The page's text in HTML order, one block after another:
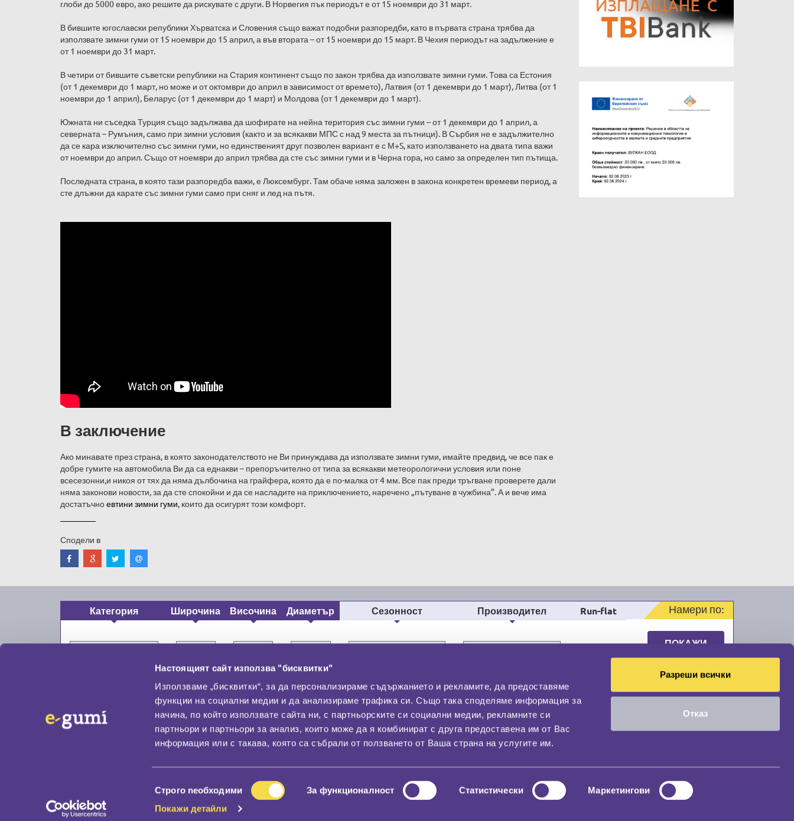
Настоящият сайт използва "бисквитки"
Използваме „бисквитки“, за да персонализираме съдържанието и рекламите, да предоставяме
функции на социални медии и да анализираме трафика си. Също така споделяме информация за
начина, по който използвате сайта ни, с партньорските си социални медии, рекламните си
партньори и партньори за анализ, които може да я комбинират с друга предоставена им от Вас
информация или с такава, която са събрали от ползването от Ваша страна на услугите им.
на
съгласие
Строго nеобходими За функционалност Статистически
Маркетингови
Покажи детайли
Разреши всички
Отказ
глоби до 5000 евро, ако решите да рискувате с други. В Норвегия пък периодът е от 15 ноември до 31 март.
В бившите югославски републики Хърватска и Словения също важат подобни разпоредби, като в първата страна трябва да
използвате зимни гуми от 15 ноември до 15 април, а във втората – от 15 ноември до 15 март. В Чехия периодът на задължение е
от 1 ноември до 31 март.
В четири от бившите съветски републики на Стария континент също по закон трябва да използвате зимни гуми. Това са Естония
(от 1 декември до 1 март, но може и от октомври до април в зависимост от времето), Латвия (от 1 декември до 1 март), Литва (от 1
ноември до 1 април), Беларус (от 1 декември до 1 март) и Молдова (от 1 декември до 1 март).
Южната ни съседка Турция също задължава да шофирате на нейна територия със зимни гуми – от 1 декември до 1 април, а
северната – Румъния, само при зимни условия (както и за всякакви МПС с над 9 места за пътници). В Сърбия не е задължително
да се кара изключително със зимни гуми, но единственият друг позволен вариант е с М+S, като използването на двата типа важи
от ноември до април. Също от ноември до април трябва да сте със зимни гуми и в Черна гора, но само за определен тип пътища.
Последната страна, в която тази разпоредба важи, е Люксембург. Там обаче няма заложен в закона конкретен времеви период, а
сте длъжни да карате със зимни гуми само при сняг и лед на пътя.
В заключение
Ако минавате през страна, в която законодателството не Ви принуждава да използвате зимни гуми, имайте предвид, че все пак е
добре гумите на автомобила Ви да са еднакви – препоръчително от типа за всякакви метеорологични условия или поне
всесезонни,и никоя от тях да няма дълбочина на грайфера, която да е по-малка от 4 мм. Все пак преди тръгване проверете дали
няма законови новости, за да сте спокойни и да се насладите на приключението, наречено „пътуване в чужбина”. А и вече има
достатъчноевтини зимни гуми, които да осигурят този комфорт.
Сподели в
Категория Широчина Височина Диаметър Сезонност Производител Run-flat Намери по:
ПОКАЖИ
РЕЗУЛТАТ
По бранд
Промотирани гуми
Доставка и плащане
Политика за поверителност
Контакти
За нас
Гаранция
Социална мрежа
НАШИЯТ БЛОГ